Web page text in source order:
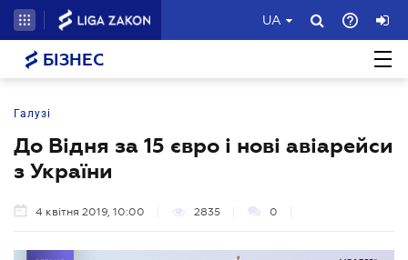
UA
БІЗНЕС
Галузі
До Відня за 15 євро і нові авіарейси
з України
4 квітня 2019, 10:00 2835 0